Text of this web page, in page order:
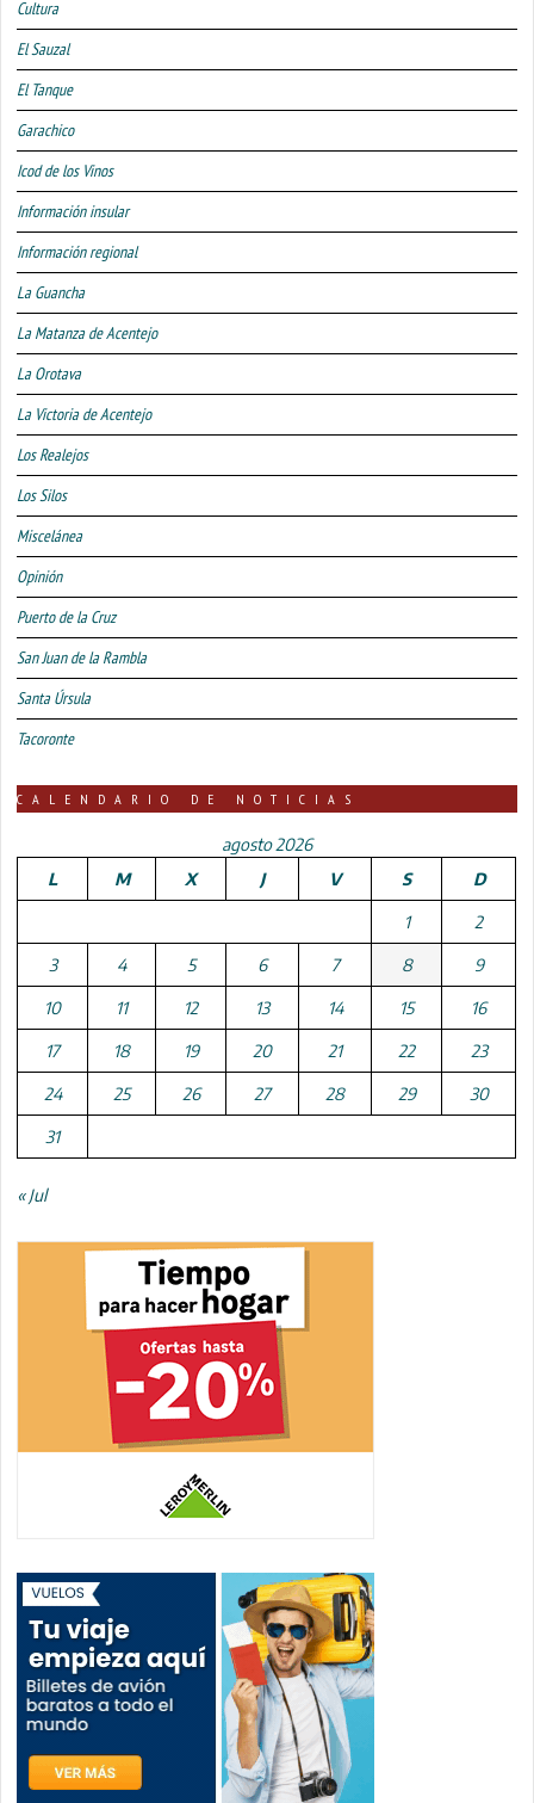
Cultura
El Sauzal
El Tanque
Garachico
Icod de los Vinos
Información insular
Información regional
La Guancha
La Matanza de Acentejo
La Orotava
La Victoria de Acentejo
Los Realejos
Los Silos
Miscelánea
Opinión
Puerto de la Cruz
San Juan de la Rambla
Santa Úrsula
Tacoronte
CALENDARIO DE NOTICIAS
agosto 2026
L
M X J V S D
1 2
3 4 5 6 7 8 9
10 11 12 13 14 15 16
17 18 19 20 21 22 23
24 25 26 27 28 29 30
31
« Jul